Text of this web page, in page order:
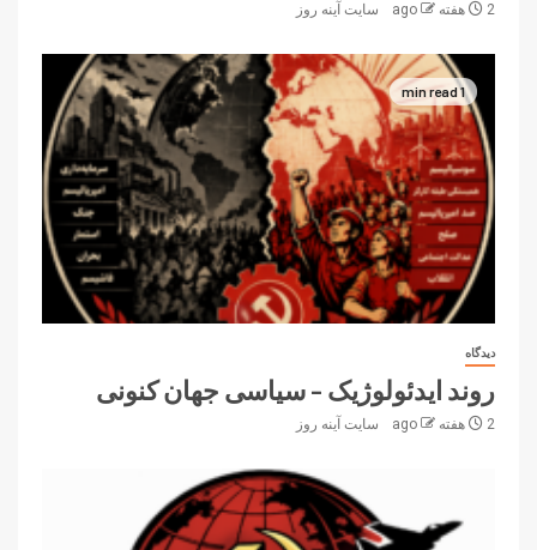
2 هفته ago سایت آینه‌ روز
1 min read
دیدگاه
روند ایدئولوژیک – سیاسی جهان کنونی
2 هفته ago سایت آینه‌ روز